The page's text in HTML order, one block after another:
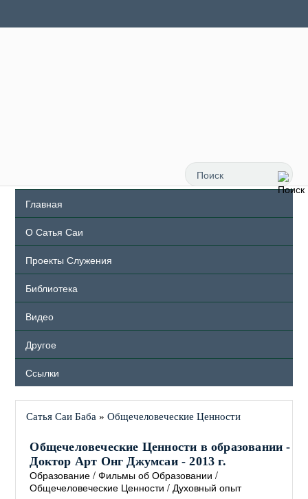
Главная
О Сатья Саи
Проекты Служения
Библиотека
Видео
Другое
Ссылки
Сатья Саи Баба »Общечеловеческие Ценности
Общечеловеческие Ценности в образовании -
Доктор Арт Онг Джумсаи - 2013 г.
Образование /Фильмы об Образовании /
Общечеловеческие Ценности /Духовный опыт